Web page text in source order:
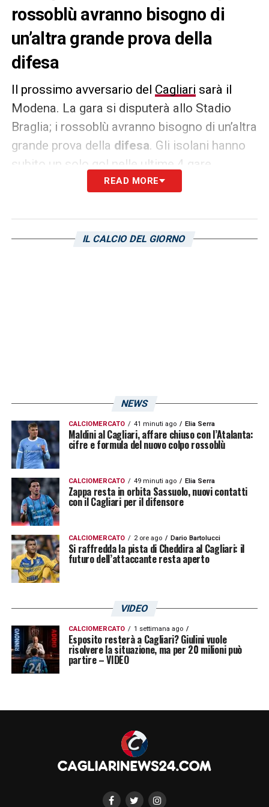
rossoblù avranno bisogno di
un’altra grande prova della
difesa
Il prossimo avversario del Cagliari sarà il
Modena. La gara si disputerà allo Stadio
Braglia; i rossoblù avranno bisogno di un’altra
grande prova della difesa. Gli isolani hanno
subito un solo gol nelle ultime 4 gare.
READ MORE
IL CALCIO DEL GIORNO
NEWS
CALCIOMERCATO 41 minuti ago Elia Serra
Maldini al Cagliari, affare chiuso con l’Atalanta:
cifre e formula del nuovo colpo rossoblù
CALCIOMERCATO 49 minuti ago Elia Serra
Zappa resta in orbita Sassuolo, nuovi contatti
con il Cagliari per il difensore
CALCIOMERCATO 2 ore ago Dario Bartolucci
Si raffredda la pista di Cheddira al Cagliari: il
futuro dell’attaccante resta aperto
VIDEO
CALCIOMERCATO 1 settimana ago
Esposito resterà a Cagliari? Giulini vuole
risolvere la situazione, ma per 20 milioni può
partire – VIDEO